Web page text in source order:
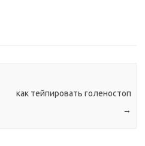
как тейпировать голеностоп
→